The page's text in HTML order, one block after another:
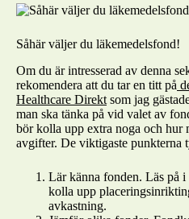
Såhär väljer du läkemedelsfond!
Om du är intresserad av denna
rekomendera att du tar en titt på
Healthcare Direkt som jag
man ska tänka på vid valet av
bör kolla upp extra noga och hur
avgifter. De viktigaste punkterna
Lär känna fonden. Läs på
kolla upp
avkastning.